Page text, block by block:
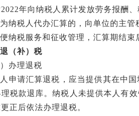
2022年向纳税人累计发放劳务报酬
纳税人代办汇算的，向单位的主管
纳税服务和征收管理，汇算期结
（补）税
）办理退税
申请汇算退税，应当提供其在中
税款退库。纳税人未提供本人有
正后依法办理退税。